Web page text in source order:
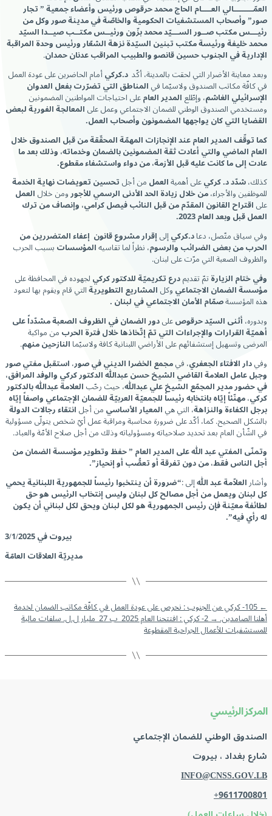
العمّــــــــالي العــــام الحاج محمد حرقوص ورئيس وأعضاء جمعية ” تجار
صور” وأصحاب المستشفيات الحكومية والخاصّة في مدينة صور وكل من
رئيـــس مكتب صــور الســـيّد محمد بزّون ورئيــس مكتــب صيــدا السيّد
محمد خليفة ورئيسة مكتب تبنين السيّدة نزهة الشعّار ورئيس وحدة المراقبة
الإدارية في الجنوب حسين قانصو والطبيب المراقب عدنان حمدان.
وبعد معاينة الأضرار التي لحقت بالمدينة، أكّد د.كركيأمام الحاضرين على عودة العمل
في كافّة مكاتب الصندوق ولاسيّما فيالمناطق التي تضرّرت بفعل العدوان
الإسرائيلي الغاشم، وإطّلعالمدير العامعلى احتياجات المواطنين المضمونين
ومستخدمي الصندوق الوطني للضمان الاجتماعي وعمل علىالمعالجة الفورية لبعض
القضايا التي كان يواجهها المضمونون وأصحاب العمل.
كما توقّف المدير العام عند الإنجازات المهمّة المحقّقة من قبل الصندوق خلال
العام الماضي والتي أعادت ثقة المضمونين بالضمان وخدماته، وذلك بعد ما
عادت إلى ما كانت عليه قبل الأزمة، من دواء واستشفاء مقطوع.
كذلك،شدّد د. كركيعلى أهميةالعملمن أجلتحسين تعويضات نهاية الخدمة
للموظفين والأجراء،من خلال زيادة الحد الأدنى الرسمي للأجورومن خلالالعمل
علىاقتراح القانون المقدّم من قبل النائب فيصل كرامي، وإنصاف من ترك
العمل قبل وبعد العام 2023.
وفي سياق متّصل، دعاد.كركيإلىإقرار مشروع قانون إعفاء المتضررين من
الحرب من بعض الضرائب والرسوم، نظراً لما تقاسيهالمؤسساتبسبب الحرب
والظروف الصعبة التي مرّت على لبنان.
وفي ختام الزيارةتمّ تقديمدرع تكريميّة للدكتور كركيلجهوده في المحافظة على
مؤسسةالضمان الاجتماعيوكلالمشاريع التطويريةالتي قام ويقوم بها لتعود
هذه المؤسسةصمّام الأمان الاجتماعي في لبنان .
وبدوره،أثنى السيّد حرقوصعلىدور الضمان في الظروف الصعبةمشدّداً على
أهميّة القرارات والإجراءات التي تمّ إتّخاذها خلال فترة الحربمن مواكبة
المرضى وتسهيل إستشفائهم على الأراضي اللبنانية كافة ولاسيّماالنازحين منهم.
وفيدار الافتاء الجعفري، فيمجمع الخضرا الديني في صور،استقبل مفتي صور
وجبل عامل العلامة القاضي الشيخ حسن عبدالله الدكتور كركي والوفد المرافق،
في حضورمدير المجمّع الشيخ علي عبدالله، حيث رحّبالعلامة عبدالله بالدكتور
كركي،مهنّئاً إيّاه بانتخابه رئيساً للجمعيّة العربيّة للضمان الإجتماعي واصفاً إيّاه
برجل الكفاءة والنزاهة، التي هيالمعيار الأساسيمن أجلانتقاء رجالات الدولة
بالشكل الصحيح. كما، أكّد على ضرورة محاسبة ومراقبة عمل أيّ شخص يتولّى مسؤولية
في الشّأن العام بعد تحديد صلاحياته ومسؤولياته وذلك من أجل صلاح الأمّة والعباد.
وتمنّى المفتي عبد الله على المدير العام ” حفظ وتطوير مؤسسة الضمان من
أجل الناس فقط، من دون تفرقة أو تعصُّب أو إنحياز”.
وأشارالعلاّمة عبد اللهإلى :“ضرورة أن ينتخبوا رئيساً للجمهورية اللبنانية يحمي
كل لبنان ويعمل من أجل مصالح كل لبنان وليس إنتخاب الرئيس هو حق
لطائفة معيّنة فإن رئيس الجمهورية هو لكل لبنان ويحق لكل لبناني أن يكون
له رأي فيه”.
بيروت في 3/1/2025
مديريّة العلاقات العامّة
← 105- كركي من الجنوب : نحرص على عودة العمل في كافّة مكاتب الضمان لخدمة
أهلنا الصامدين.→ 2- كركي : افتتحنا العام 2025 ب 27 مليار ل.ل. سلفات مالية
للمستشفيات للأعمال الجراحية المقطوعة
المركز الرئيسي
الصندوق الوطني للضمان الإجتماعي
شارع بغداد ، بيروت
INFO@CNSS.GOV.LB
+9611700801